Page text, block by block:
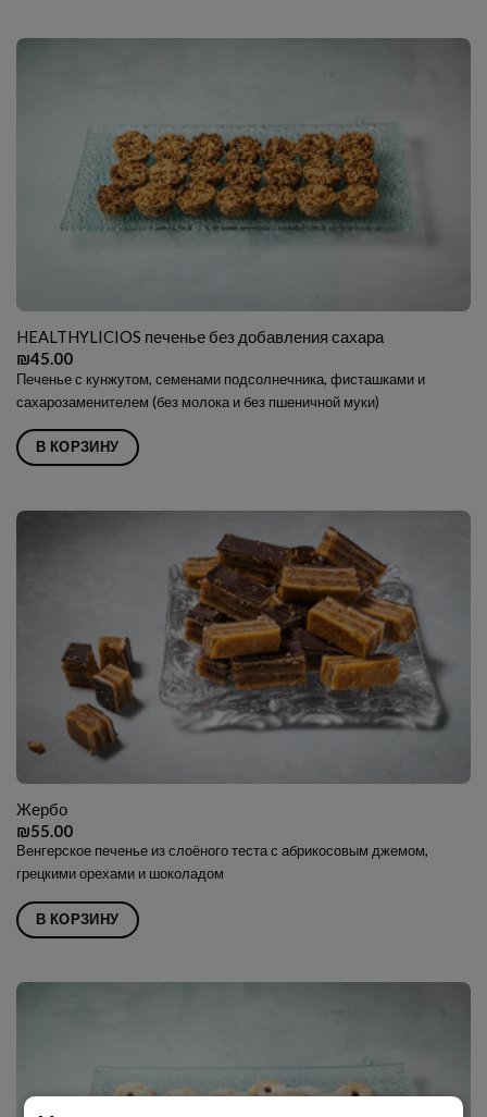
HEALTHYLICIOS печенье без добавления сахара
₪45.00
Печенье с кунжутом, семенами подсолнечника, фисташками и
сахарозаменителем (без молока и без пшеничной муки)
В КОРЗИНУ
Жербо
₪55.00
Венгерское печенье из слоёного теста с абрикосовым джемом,
грецкими орехами и шоколадом
В КОРЗИНУ